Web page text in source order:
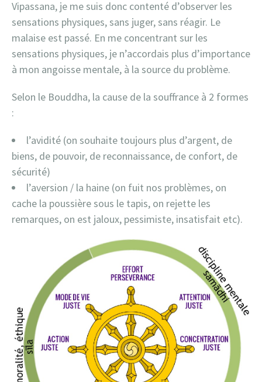
Vipassana, je me suis donc contenté d’observer les
sensations physiques, sans juger, sans réagir. Le
malaise est passé. En me concentrant sur les
sensations physiques, je n’accordais plus d’importance
à mon angoisse mentale, à la source du problème.
Selon le Bouddha, la cause de la souffrance à 2 formes
:
l’avidité (on souhaite toujours plus d’argent, de
biens, de pouvoir, de reconnaissance, de confort, de
sécurité)
l’aversion / la haine (on fuit nos problèmes, on
cache la poussière sous le tapis, on rejette les
remarques, on est jaloux, pessimiste, insatisfait etc).